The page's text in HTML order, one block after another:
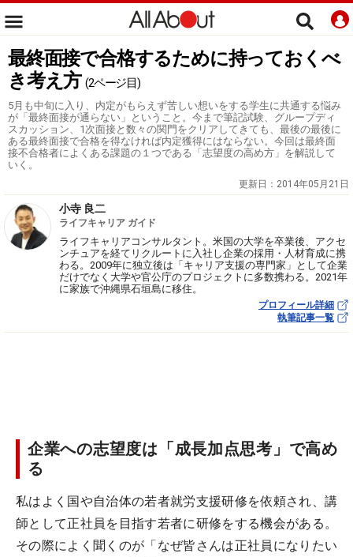
最終面接で合格するために持っておくべ
き考え方 (2ページ目)
5月も中旬に入り、内定がもらえず苦しい想いをする学生に共通する悩み
が「最終面接が通らない」ということ。今まで筆記試験、グループディ
スカッション、1次面接と数々の関門をクリアしてきても、最後の最後に
ある最終面接で合格を得なければ内定獲得にはならない。今回は最終面
接不合格者によくある課題の１つである「志望度の高め方」を解説して
いく。
更新日： 2014年05月21日
小寺 良二
ライフキャリア ガイド
ライフキャリアコンサルタント。米国の大学を卒業後、アクセ
ンチュアを経てリクルートに入社し企業の採用・人材育成に携
わる。2009年に独立後は「キャリア支援の専門家」として企業
だけでなく大学や官公庁のプロジェクトに多数携わる。2021年
に家族で沖縄県石垣島に移住。
プロフィール詳細
執筆記事一覧
企業への志望度は「成長加点思考」で高め
る
私はよく国や自治体の若者就労支援研修を依頼され、講
師として正社員を目指す若者に研修をする機会がある。
その際によく聞くのが「なぜ皆さんは正社員になりたい